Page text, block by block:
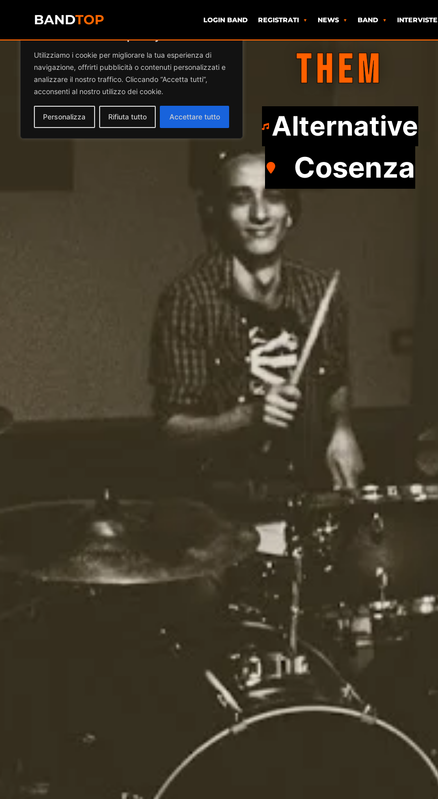
Utilizziamo i cookie per migliorare la tua esperienza di
navigazione, offrirti pubblicità o contenuti personalizzati e
analizzare il nostro traffico. Cliccando “Accetta tutti”,
acconsenti al nostro utilizzo dei cookie.
Personalizza Rifiuta tutto Accettare tutto
BANDTOP LOGIN BAND REGISTRATI NEWS BAND INTERVISTE
THEM
Alternative
Cosenza